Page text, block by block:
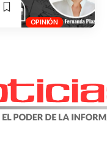
OPINIÓN